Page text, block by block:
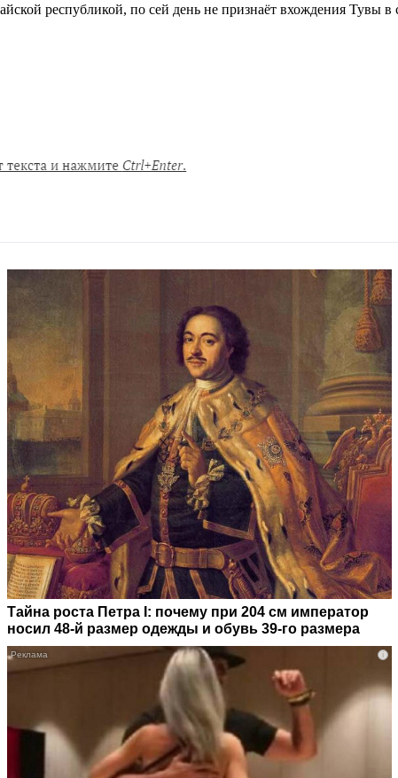
республикой, по сей день не признаёт вхождения Тувы в
Тайна роста Петра I: почему при 204 см император
носил 48-й размер одежды и обувь 39-го размера
i